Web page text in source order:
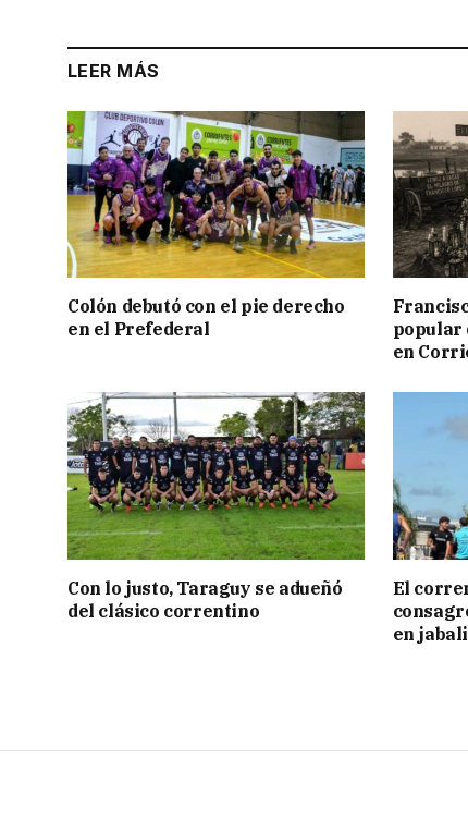
LEER MÁS
Colón debutó con el pie derecho
en el Prefederal
popular
en
Con lo justo, Taraguy se adueñó
del clásico correntino
El
en